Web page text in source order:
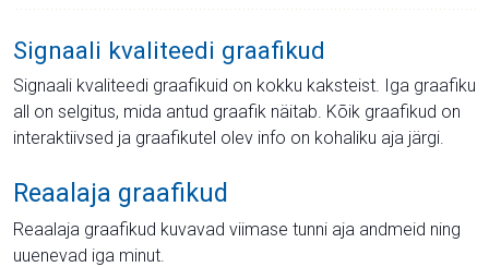
Signaali kvaliteedi graafikud
Signaali kvaliteedi graafikuid on kokku kaksteist. Iga graafiku
all on selgitus, mida antud graafik näitab. Kõik graafikud on
interaktiivsed ja graafikutel olev info on kohaliku aja järgi.
Reaalaja graafikud
Reaalaja graafikud kuvavad viimase tunni aja andmeid ning
uuenevad iga minut.